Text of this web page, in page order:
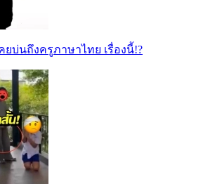
ยบ่นถึงครูภาษาไทย เรื่องนี้!?